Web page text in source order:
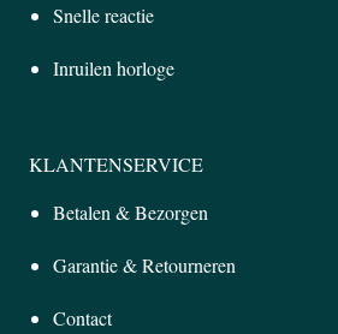
Snelle reactie
Inruilen horloge
KLANTENSERVICE
Betalen & Bezorgen
Garantie & Retourneren
Contact